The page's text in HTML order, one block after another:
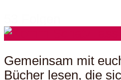
Gemeinsam mit
Bücher lesen, die